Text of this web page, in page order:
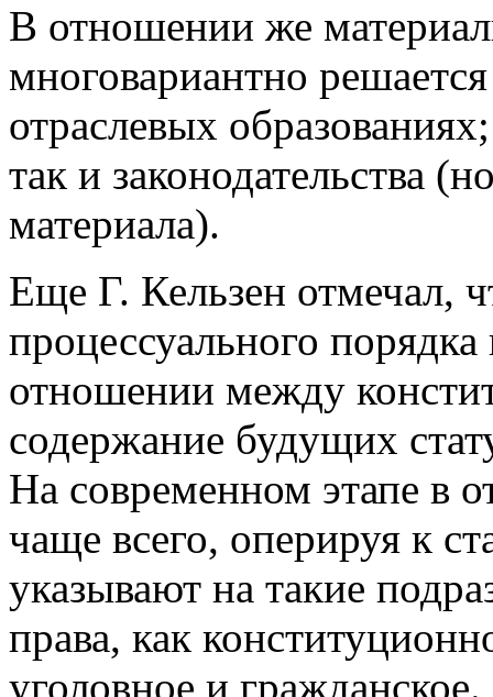
В отношении же
многовариантно
отраслевых
так и законодательства
материала).
Еще Г. Кельзен отмечал,
процессуального
отношении между
содержание будущих
На современном этапе в
чаще всего, оперируя к
указывают на такие
права, как
уголовное и гражданское.